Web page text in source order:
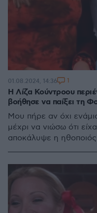
Η Λίζα Κούντροου
βοήθησε να παίξει τη
Μου πήρε αν όχι
μέχρι να νιώσω ότι
αποκάλυψε η ηθοποιός
01.08.2024, 14:36 1